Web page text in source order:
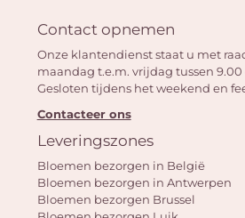
Contact opnemen
Onze klantendienst staat u met
maandag t.e.m. vrijdag tussen 9.00
Gesloten tijdens het weekend en
Contacteer ons
Leveringszones
Bloemen bezorgen in België
Bloemen bezorgen in Antwerpen
Bloemen bezorgen Brussel